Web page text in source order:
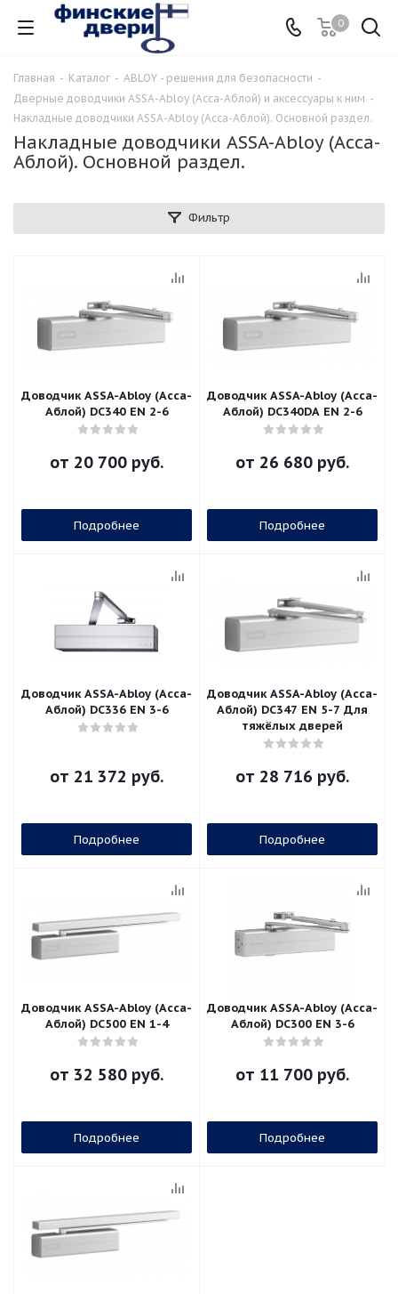
0
Главная - Каталог - ABLOY - решения для безопасности -
Дверные доводчики ASSA-Abloy (Асса-Аблой) и аксессуары к ним -
Накладные доводчики ASSA-Abloy (Асса-Аблой). Основной раздел.
Накладные доводчики ASSA-Abloy (Асса-
Аблой). Основной раздел.
Фильтр
Доводчик ASSA-Abloy (Асса-
Аблой) DC340 EN 2-6
от 20 700 руб.
Подробнее
Доводчик ASSA-Abloy (Асса-
Аблой) DC340DA EN 2-6
от 26 680 руб.
Подробнее
Доводчик ASSA-Abloy (Асса-
Аблой) DC336 EN 3-6
от 21 372 руб.
Подробнее
Доводчик ASSA-Abloy (Асса-
Аблой) DC347 EN 5-7 Для
тяжёлых дверей
от 28 716 руб.
Подробнее
Доводчик ASSA-Abloy (Асса-
Аблой) DC500 EN 1-4
от 32 580 руб.
Подробнее
Доводчик ASSA-Abloy (Асса-
Аблой) DC300 EN 3-6
от 11 700 руб.
Подробнее